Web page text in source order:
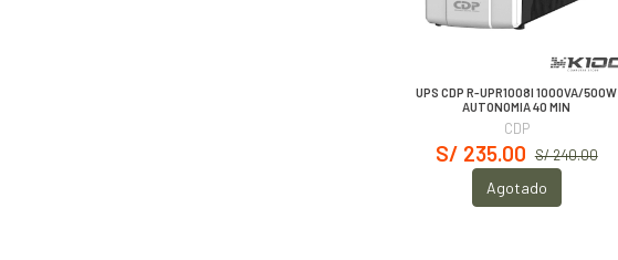
UPS CDP R-UPR1008I 1000VA/500W
AUTONOMIA 40 MIN
CDP
S/ 240.00
S/ 235.00
Agotado